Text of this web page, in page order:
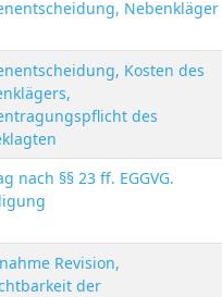
Nebenkläger
Kosten des
des
nach §§ 23 ff. EGGVG.
Revision,
der